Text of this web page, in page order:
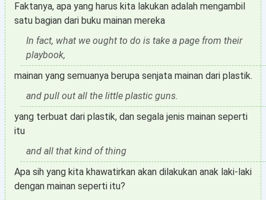
Faktanya, apa yang harus kita lakukan adalah mengambil
satu bagian dari buku mainan mereka
In fact, what we ought to do is take a page from their
playbook,
mainan yang semuanya berupa senjata mainan dari plastik.
and pull out all the little plastic guns.
yang terbuat dari plastik, dan segala jenis mainan seperti
itu
and all that kind of thing
Apa sih yang kita khawatirkan akan dilakukan anak laki-laki
dengan mainan seperti itu?